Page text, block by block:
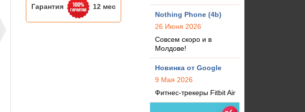
Гарантия 12 мес
Nothing Phone (4b)
26 Июня 2026
Совсем скоро и в
Молдове!
Новинка от Google
9 Мая 2026
Фитнес-трекеры Fitbit Air